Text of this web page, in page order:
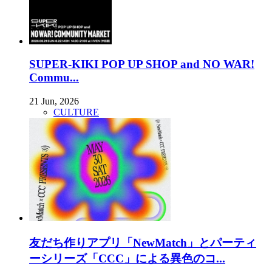
SUPER-KIKI POP UP SHOP and NO WAR!
Commu...
21 Jun, 2026
CULTURE
友だち作りアプリ「NewMatch」とパーティ
ーシリーズ「CCC」による異色のコ...